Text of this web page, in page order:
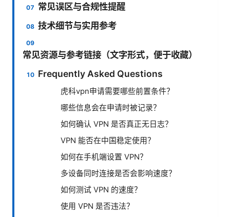
常见误区与合规性提醒
技术细节与实用参考
常见资源与参考链接（文字形式，便于收藏）
Frequently Asked Questions
虎科vpn申请需要哪些前置条件？
哪些信息会在申请时被记录？
如何确认 VPN 是否真正无日志？
VPN 能否在中国稳定使用？
如何在手机端设置 VPN？
多设备同时连接是否会影响速度？
如何测试 VPN 的速度？
使用 VPN 是否违法？